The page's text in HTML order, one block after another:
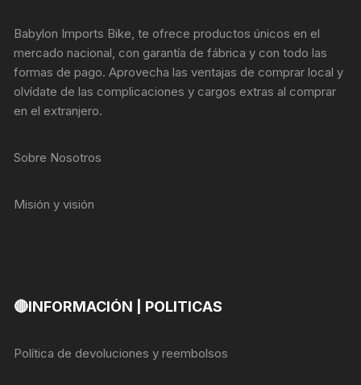
Babylon Imports Bike, te ofrece productos únicos en el
mercado nacional, con garantía de fábrica y con todo las
formas de pago. Aprovecha las ventajas de comprar local y
olvídate de las complicaciones y cargos extras al comprar
en el extranjero.
Sobre Nosotros
Misión y visión
🔴INFORMACIÓN | POLITICAS
Política de devoluciones y reembolsos